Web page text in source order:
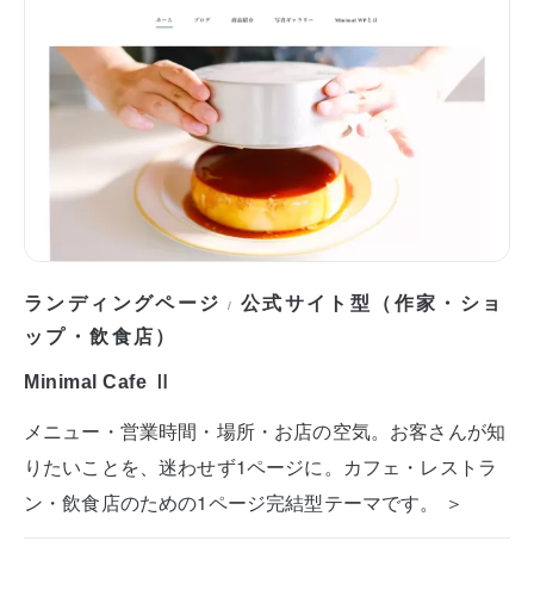
ランディングページ / 公式サイト型（作家・ショ
ップ・飲食店）
Minimal Cafe Ⅱ
メニュー・営業時間・場所・お店の空気。お客さんが知
りたいことを、迷わせず1ページに。カフェ・レストラ
ン・飲食店のための1ページ完結型テーマです。 ＞